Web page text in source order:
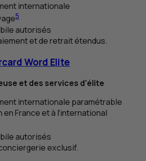
internationale
5
autorisés
et de retrait étendus.
Word Elite
et des services d’élite
internationale paramétrable
France et à l’international
autorisés
exclusif.